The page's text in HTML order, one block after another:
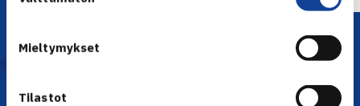
Mieltymykset
Tilastot